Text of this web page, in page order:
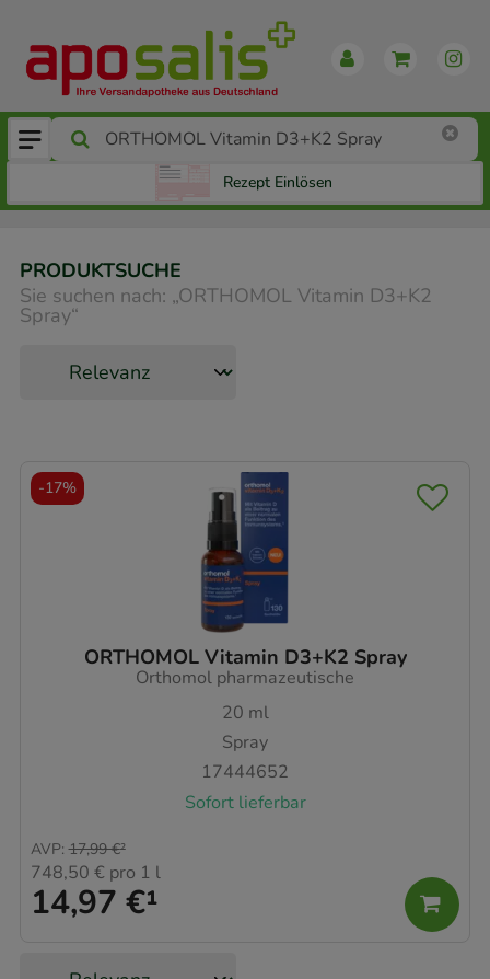
Rezept Einlösen
PRODUKTSUCHE
Sie suchen nach: „ORTHOMOL Vitamin D3+K2
Spray“
ORTHOMOL Vitamin D3+K2 Spray
Orthomol pharmazeutische
20 ml
Spray
17444652
Sofort lieferbar
14,97 €¹
AVP: 17,99 €²
748,50 € pro 1 l
-17%